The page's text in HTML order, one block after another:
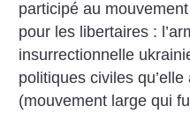
participé au
pour les libertaires :
insurrectionnelle
politiques civiles
(mouvement large qui